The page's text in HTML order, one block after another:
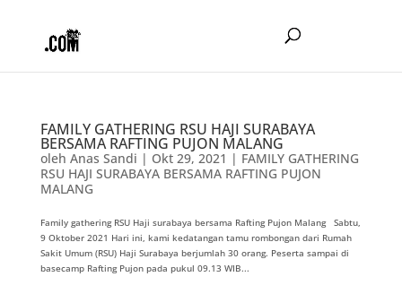
FAMILY GATHERING RSU HAJI SURABAYA
BERSAMA RAFTING PUJON MALANG
oleh Anas Sandi | Okt 29, 2021 | FAMILY GATHERING
RSU HAJI SURABAYA BERSAMA RAFTING PUJON
MALANG
Family gathering RSU Haji surabaya bersama Rafting Pujon Malang Sabtu,
9 Oktober 2021 Hari ini, kami kedatangan tamu rombongan dari Rumah
Sakit Umum (RSU) Haji Surabaya berjumlah 30 orang. Peserta sampai di
basecamp Rafting Pujon pada pukul 09.13 WIB...